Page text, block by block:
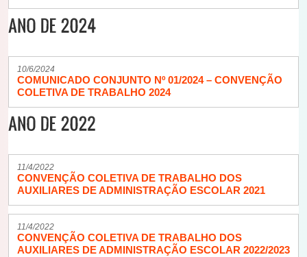
10/6/2024
COMUNICADO CONJUNTO Nº 01/2024 – CONVENÇÃO
COLETIVA DE TRABALHO 2024
11/4/2022
CONVENÇÃO COLETIVA DE TRABALHO DOS
AUXILIARES DE ADMINISTRAÇÃO ESCOLAR 2021
11/4/2022
CONVENÇÃO COLETIVA DE TRABALHO DOS
AUXILIARES DE ADMINISTRAÇÃO ESCOLAR 2022/2023